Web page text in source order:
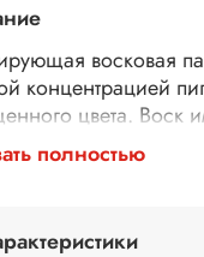
восковая
концентрацией
цвета. Воск
оттенок,
эффектный вид.
благодаря наличию
полностью